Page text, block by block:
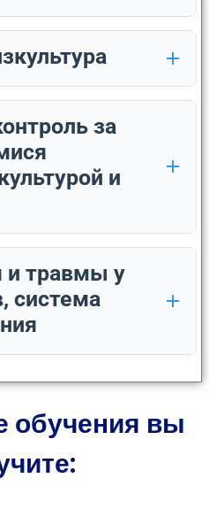
за
и
и травмы у
система
обучения вы